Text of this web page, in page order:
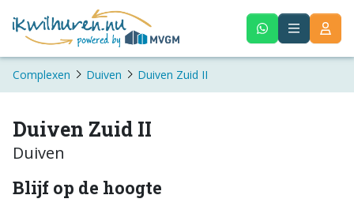
Complexen Duiven Duiven Zuid II
Duiven Zuid II
Duiven
Blijf op de hoogte